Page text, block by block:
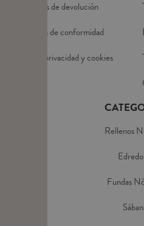
Condiciones de devolución
Declaración de conformidad
Política de privacidad y cookies
Rellenos
Fundas